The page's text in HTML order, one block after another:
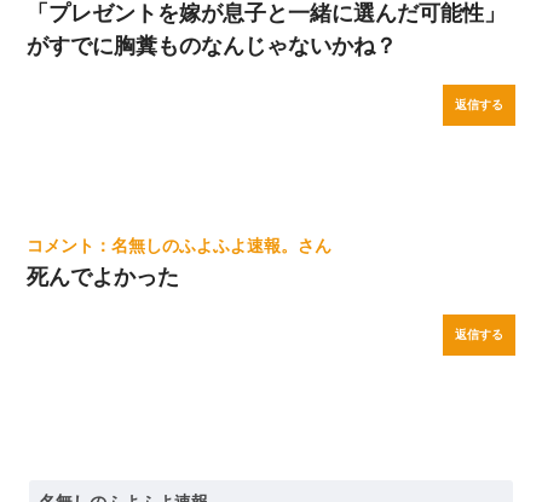
「プレゼントを嫁が息子と一緒に選んだ可能性」
がすでに胸糞ものなんじゃないかね？
返信する
名無しのふよふよ速報。
死んでよかった
返信する